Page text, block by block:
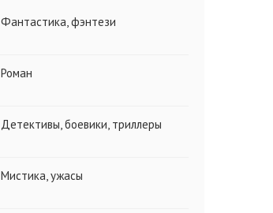
Фантастика, фэнтези
Роман
Детективы, боевики, триллеры
Мистика, ужасы